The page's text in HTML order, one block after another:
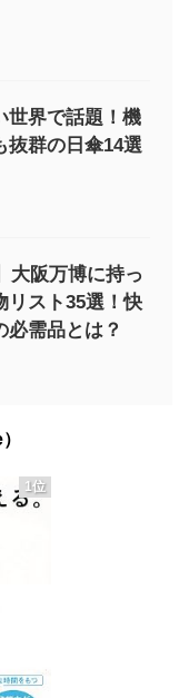
世界で話題！機
抜群の日傘14選
大阪万博に持っ
リスト35選！快
必需品とは？
1位